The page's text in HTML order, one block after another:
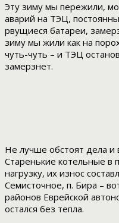
Эту зиму мы пережили,
аварий на ТЭЦ,
рвущиеся батареи,
зиму мы жили как на
чуть-чуть – и ТЭЦ
замерзнет.
Не лучше обстоят дела и
Старенькие котельные в
нагрузку, их износ
Семисточное, п. Бира –
районов Еврейской
остался без тепла.